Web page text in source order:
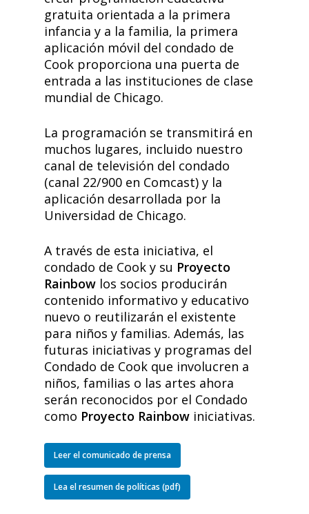
gratuita orientada a la primera
infancia y a la familia, la primera
aplicación móvil del condado de
Cook proporciona una puerta de
entrada a las instituciones de clase
mundial de Chicago.
La programación se transmitirá en
muchos lugares, incluido nuestro
canal de televisión del condado
(canal 22/900 en Comcast) y la
aplicación desarrollada por la
Universidad de Chicago.
A través de esta iniciativa, el
condado de Cook y su Proyecto
Rainbow los socios producirán
contenido informativo y educativo
nuevo o reutilizarán el existente
para niños y familias. Además, las
futuras iniciativas y programas del
Condado de Cook que involucren a
niños, familias o las artes ahora
serán reconocidos por el Condado
como Proyecto Rainbow iniciativas.
Leer el comunicado de prensa
Lea el resumen de políticas (pdf)